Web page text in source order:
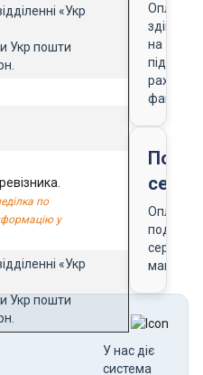
«Укр
Укр пошти
по
у
«Укр
Укр пошти
Оплата
на
підставі
рахунку-
фактури
Оплата
магазину
У нас діє
система